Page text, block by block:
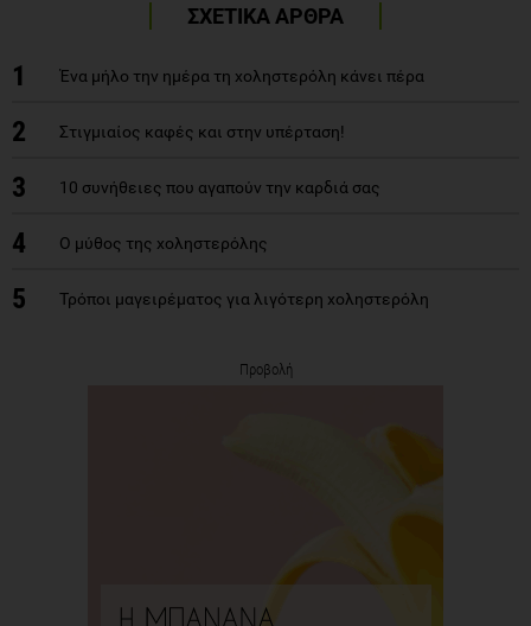
ΣΧΕΤΙΚΑ ΑΡΘΡΑ
1 Ένα μήλο την ημέρα τη χοληστερόλη κάνει πέρα
2 Στιγμιαίος καφές και στην υπέρταση!
3 10 συνήθειες που αγαπούν την καρδιά σας
4 Ο μύθος της χοληστερόλης
5 Τρόποι μαγειρέματος για λιγότερη χοληστερόλη
Προβολή